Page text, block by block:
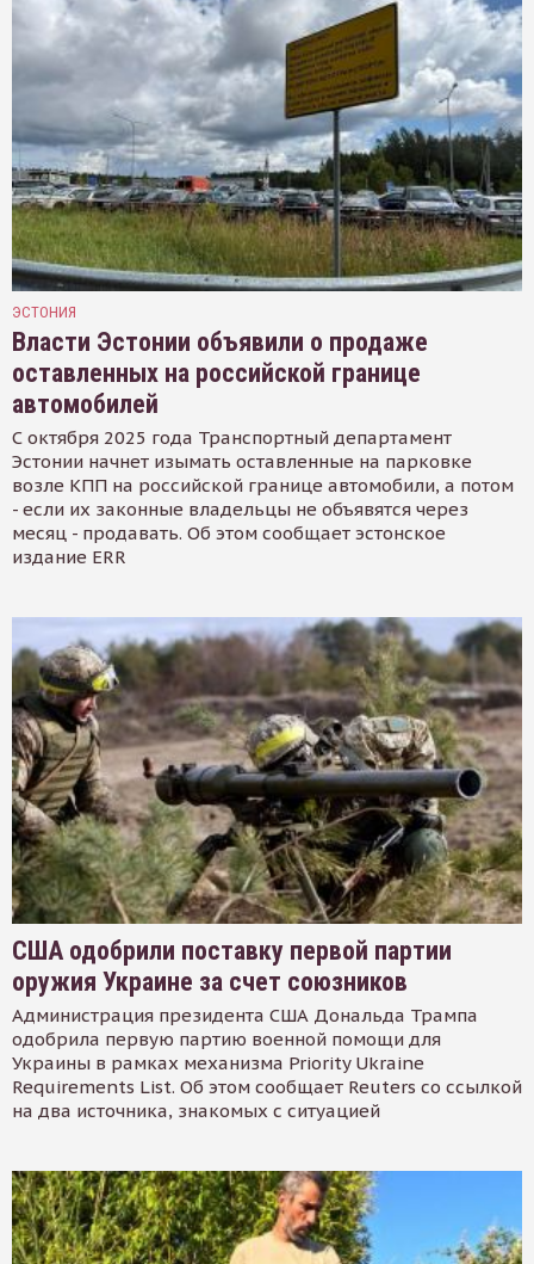
ЭСТОНИЯ
Власти Эстонии объявили о продаже
оставленных на российской границе
автомобилей
С октября 2025 года Транспортный департамент
Эстонии начнет изымать оставленные на парковке
возле КПП на российской границе автомобили, а потом
- если их законные владельцы не объявятся через
месяц - продавать. Об этом сообщает эстонское
издание ERR
США одобрили поставку первой партии
оружия Украине за счет союзников
Администрация президента США Дональда Трампа
одобрила первую партию военной помощи для
Украины в рамках механизма Priority Ukraine
Requirements List. Об этом сообщает Reuters со ссылкой
на два источника, знакомых с ситуацией